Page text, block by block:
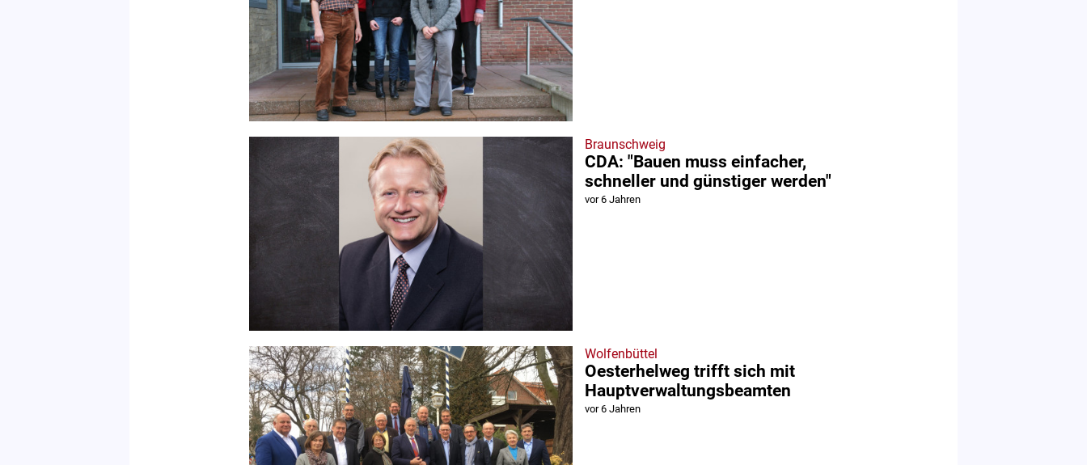
Braunschweig
CDA: "Bauen muss einfacher,
schneller und günstiger werden"
vor 6 Jahren
Wolfenbüttel
Oesterhelweg trifft sich mit
Hauptverwaltungsbeamten
vor 6 Jahren